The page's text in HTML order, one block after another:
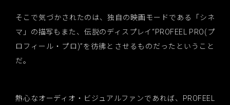
そこで気づかされたのは、独自の映画モードである「シネ
マ」の描写もまた、伝説のディスプレイ“PROFEEL PRO(プ
ロフィール・プロ)”を彷彿とさせるものだったということ
だ。
熱心なオーディオ・ビジュアルファンであれば、PROFEEL